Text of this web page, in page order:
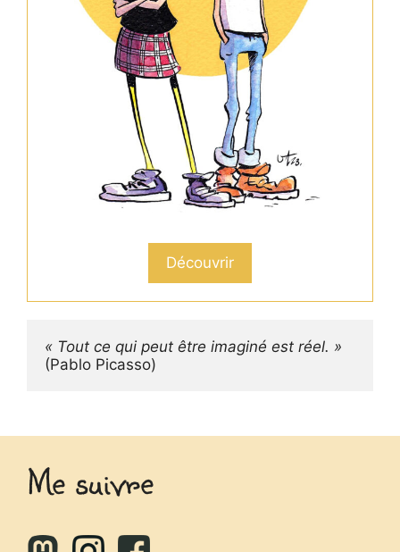
Découvrir
« Tout ce qui peut être imaginé est réel. »
(Pablo Picasso)
Me suivre